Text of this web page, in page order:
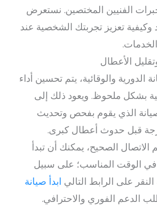
الفنيين المختصين. نستعرض
وكيفية تعزيز تجربتك الشخصية عند
الأعطال
الدورية والوقائية، يتم تحسين أداء
بشكل ملحوظ. ويعود ذلك إلى
الذي يقوم بفحص وتحديث
قبل حدوث أعطال كبرى.
الاتصال الصحيح، يمكنك أن تبدأ
في الوقت المناسب؛ على سبيل
على الرابط التالي ابدأ صيانة
الدعم الفوري والاحترافي.